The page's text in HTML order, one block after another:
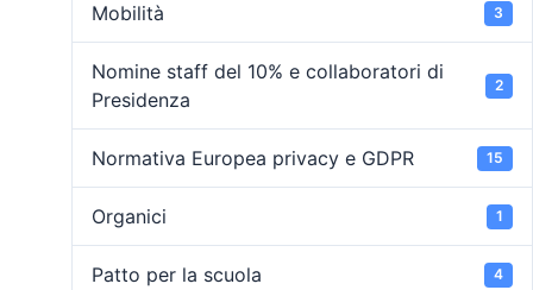
Mobilità 3
Nomine staff del 10% e collaboratori di
Presidenza
2
Normativa Europea privacy e GDPR 15
Organici 1
Patto per la scuola 4